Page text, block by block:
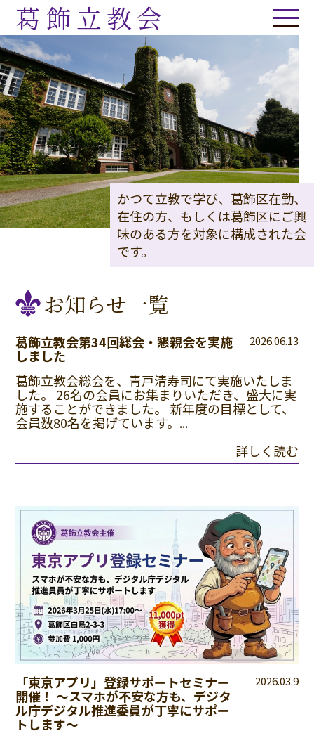
葛飾立教会
かつて立教で学び、葛飾区在勤、
在住の方、もしくは葛飾区にご興
味のある方を対象に構成された会
です。
お知らせ一覧
葛飾立教会第34回総会・懇親会を実施
しました
2026.06.13
葛飾立教会総会を、青戸清寿司にて実施いたしま
した。 26名の会員にお集まりいただき、盛大に実
施することができました。 新年度の目標として、
会員数80名を掲げています。...
詳しく読む
「東京アプリ」登録サポートセミナー
開催！ 〜スマホが不安な方も、デジタ
ル庁デジタル推進委員が丁寧にサポー
トします〜
2026.03.9